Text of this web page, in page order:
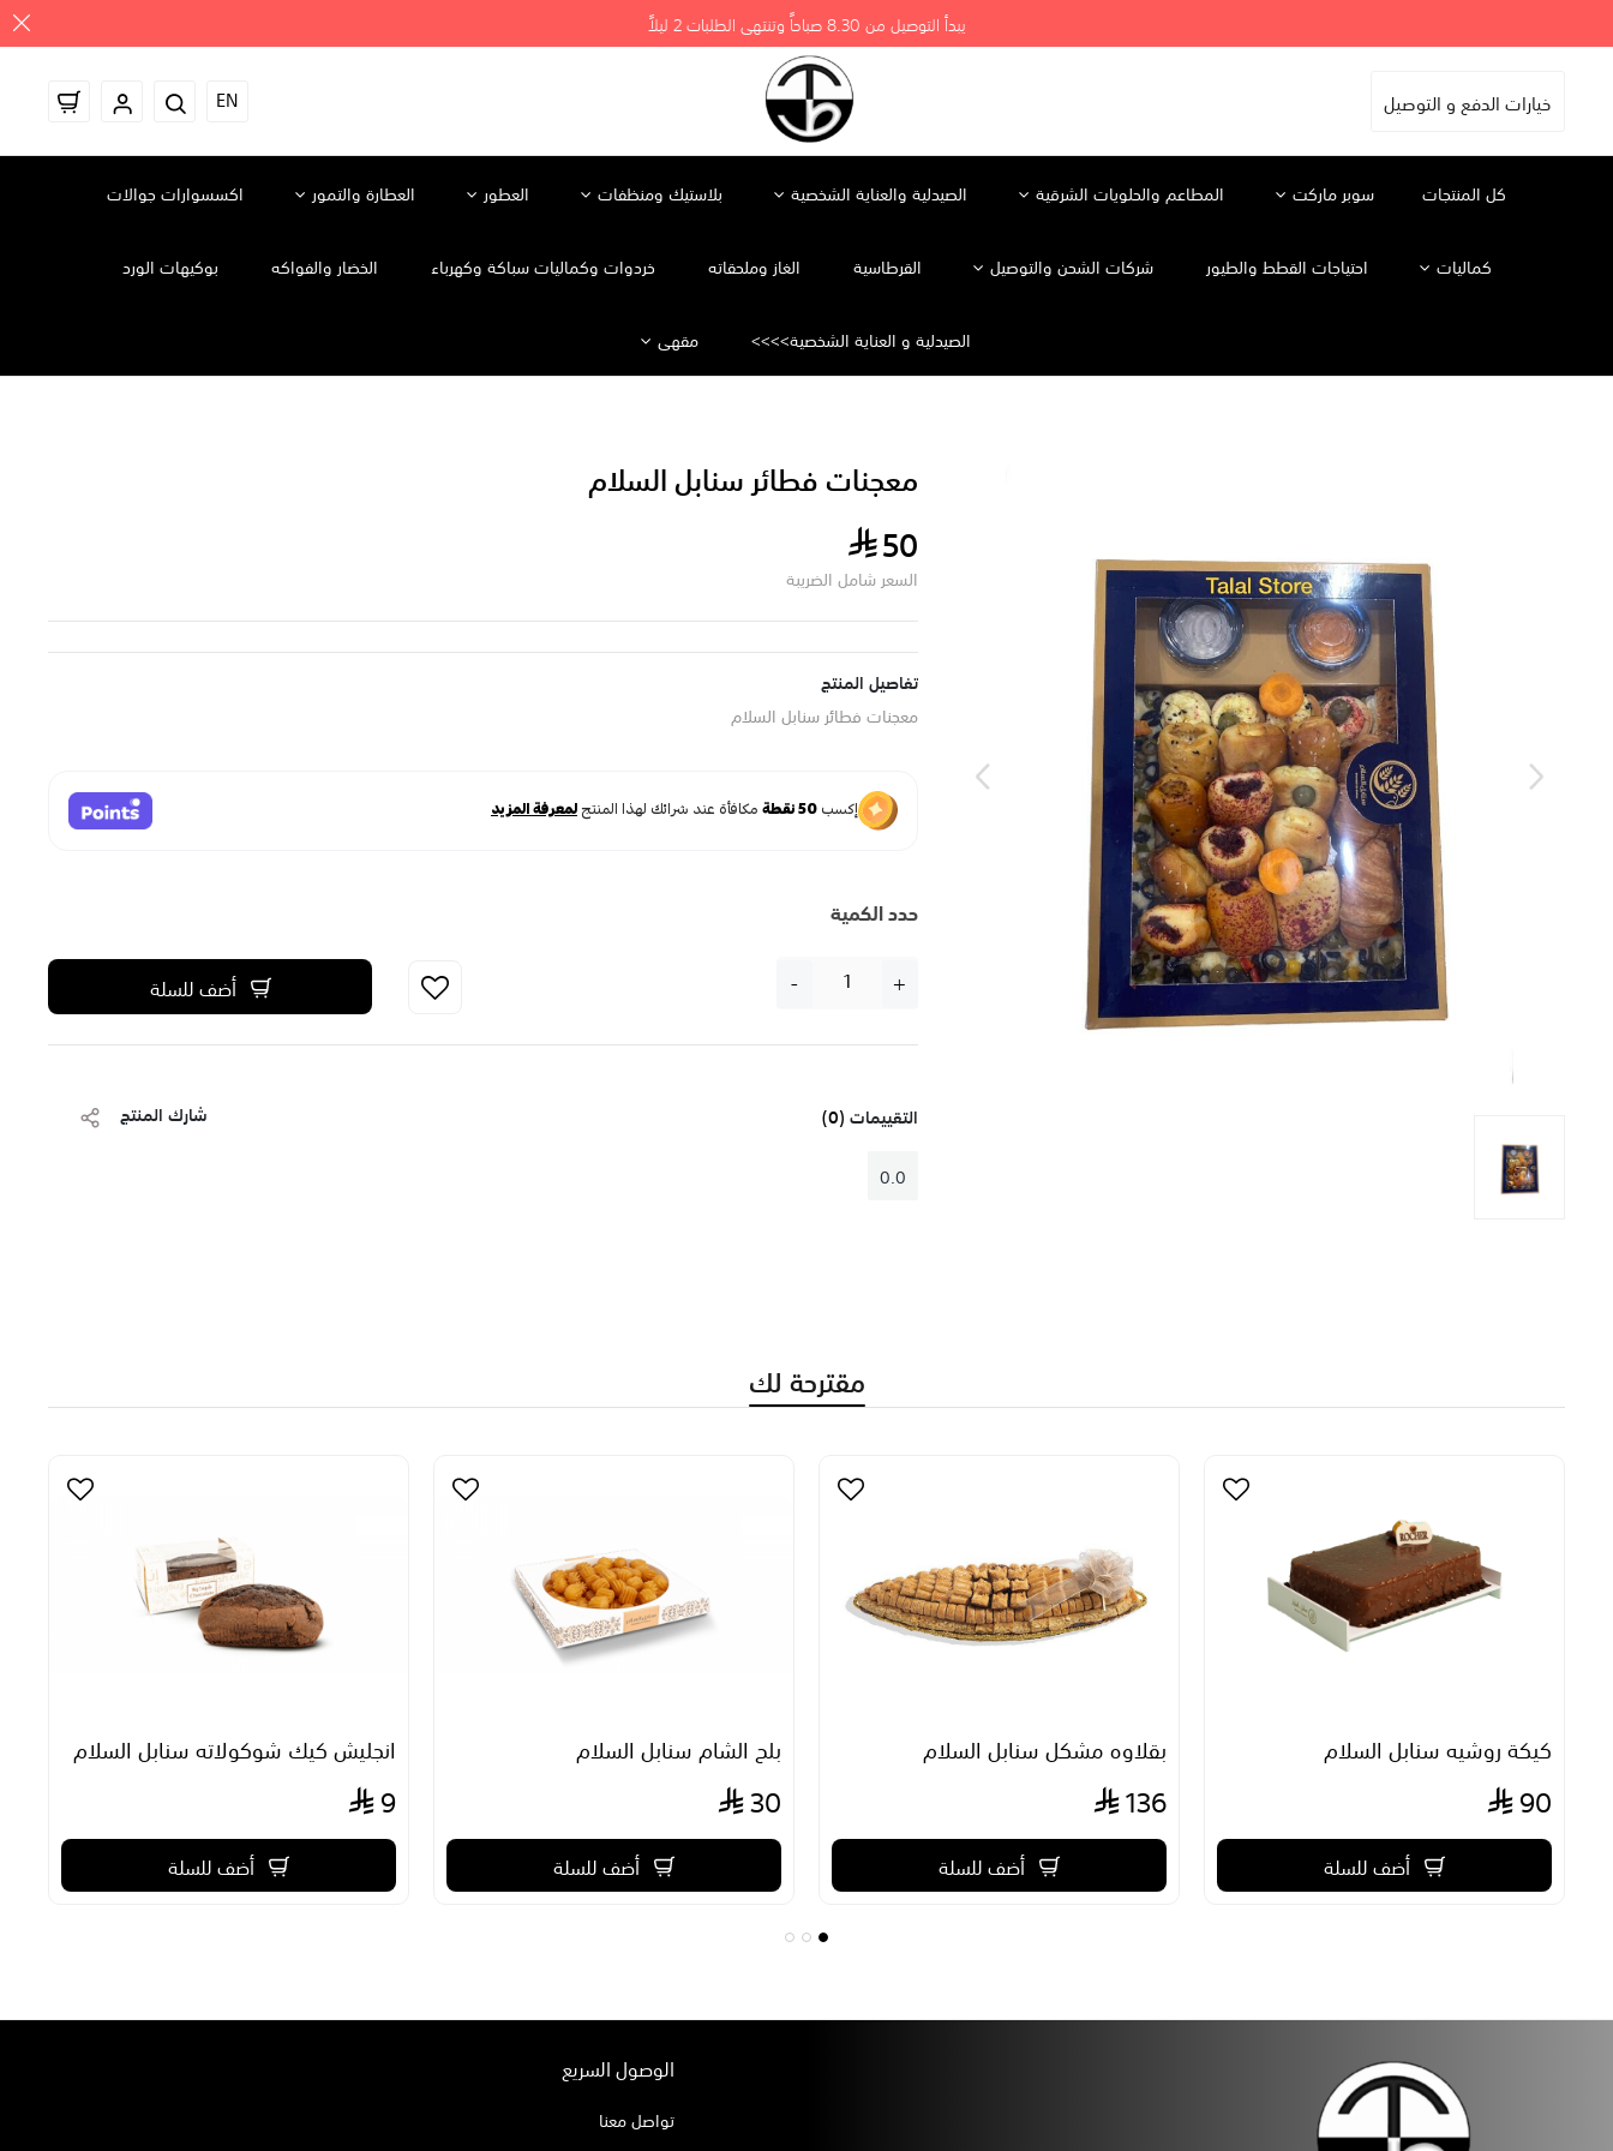
يبدأ التوصيل من 8.30 صباحاً وتنتهي الطلبات 2 ليلاً
خيارات الدفع و التوصيل EN
كل المنتجات سوبر ماركت المطاعم والحلويات الشرقية الصيدلية والعناية الشخصية بلاستيك ومنظفات العطور العطارة والتمور اكسسوارات جوالات
كماليات احتياجات القطط والطيور شركات الشحن والتوصيل القرطاسية الغاز وملحقاته خردوات وكماليات سباكة وكهرباء الخضار والفواكه بوكيهات الورد
الصيدلية و العناية الشخصية>>>> مقهى
معجنات فطائر سنابل السلام
50
السعر شامل الضريبة
تفاصيل المنتج
معجنات فطائر سنابل السلام
حدد الكمية
+
- أضف للسلة
التقييمات(0)
0.0
شارك المنتج
مقترحة لك
كيكة روشيه سنابل السلام
90
أضف للسلة
بقلاوه مشكل سنابل السلام
136
أضف للسلة
بلح الشام سنابل السلام
30
أضف للسلة
انجليش كيك شوكولاته سنابل السلام
9
أضف للسلة
الوصول السريع
تواصل معنا